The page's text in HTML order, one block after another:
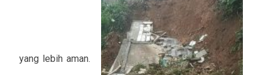
yang lebih aman.